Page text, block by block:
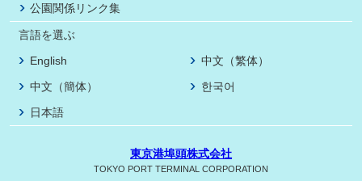
公園関係リンク集
言語を選ぶ
English
中文（繁体）
中文（簡体）
한국어
日本語
東京港埠頭株式会社
TOKYO PORT TERMINAL CORPORATION